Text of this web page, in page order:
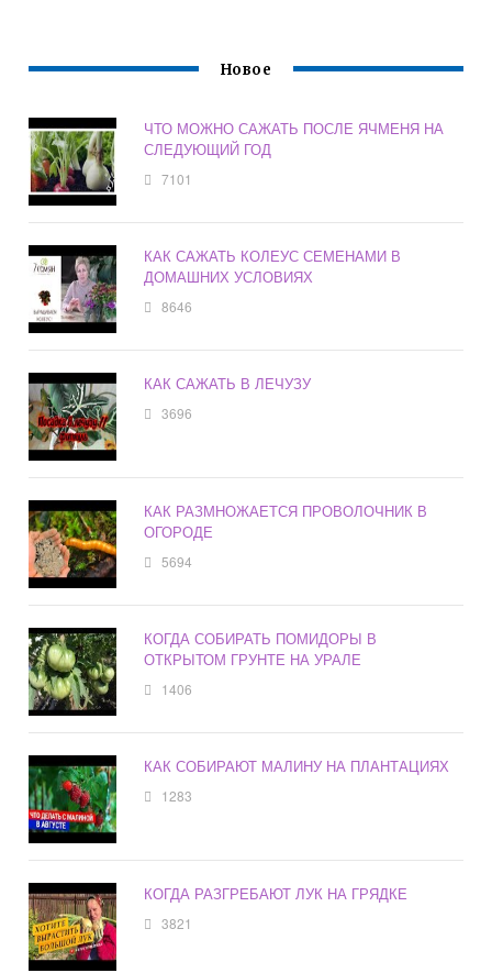
Новое
ЧТО МОЖНО САЖАТЬ ПОСЛЕ ЯЧМЕНЯ НА
СЛЕДУЮЩИЙ ГОД
7101
КАК САЖАТЬ КОЛЕУС СЕМЕНАМИ В
ДОМАШНИХ УСЛОВИЯХ
8646
КАК САЖАТЬ В ЛЕЧУЗУ
3696
КАК РАЗМНОЖАЕТСЯ ПРОВОЛОЧНИК В
ОГОРОДЕ
5694
КОГДА СОБИРАТЬ ПОМИДОРЫ В
ОТКРЫТОМ ГРУНТЕ НА УРАЛЕ
1406
КАК СОБИРАЮТ МАЛИНУ НА ПЛАНТАЦИЯХ
1283
КОГДА РАЗГРЕБАЮТ ЛУК НА ГРЯДКЕ
3821